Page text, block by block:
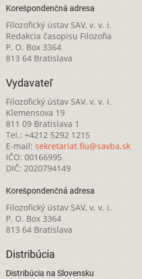
Korešpondenčná adresa
Filozofický ústav SAV, v. v. i.
Redakcia časopisu Filozofia
P. O. Box 3364
813 64 Bratislava
Vydavateľ
Filozofický ústav SAV, v. v. i.
Klemensova 19
811 09 Bratislava 1
Tel.: +4212 5292 1215
E-mail: sekretariat.fiu@savba.sk
IČO: 00166995
DIČ: 2020794149
Korešpondenčná adresa
Filozofický ústav SAV, v. v. i.
P. O. Box 3364
813 64 Bratislava
Distribúcia
Distribúcia na Slovensku